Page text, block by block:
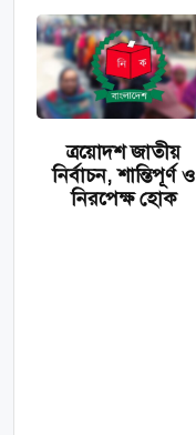
ত্রয়োদশ জাতীয়
নির্বাচন, শান্তিপূর্ণ ও
নিরপেক্ষ হোক